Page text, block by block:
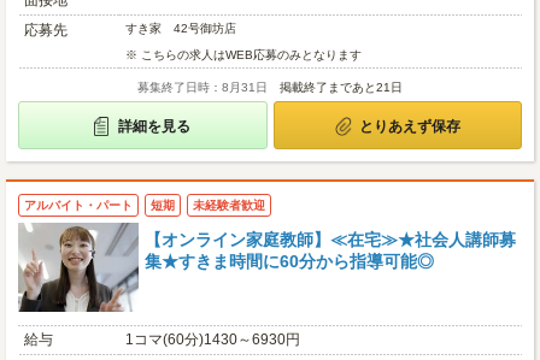
応募先
すき家 42号御坊店
※ こちらの求人はWEB応募のみとなります
募集終了日時：8月31日 掲載終了まであと21日
詳細を見る とりあえず保存
アルバイト・パート 短期 未経験者歓迎
【オンライン家庭教師】≪在宅≫★社会人講師募
集★すきま時間に60分から指導可能◎
給与
1コマ(60分)1430～6930円